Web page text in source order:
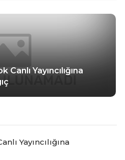
Yayıncılığına
Yayıncılığına